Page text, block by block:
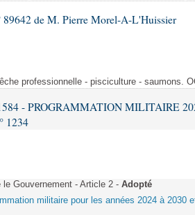
89642 de M. Pierre Morel-A-L'Huissier
professionnelle - pisciculture - saumons.
- PROGRAMMATION MILITAIRE
1234
le Gouvernement - Article 2 - Adopté
militaire pour les années 2024 à 2030